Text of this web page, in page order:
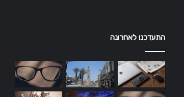
התעדכנו לאחרונה